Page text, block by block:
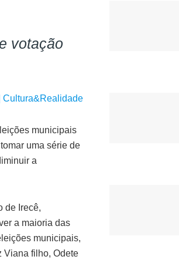
votação
Cultura&Realidade
municipais
uma série de
a
de Irecê,
a maioria das
municipais,
Viana filho, Odete